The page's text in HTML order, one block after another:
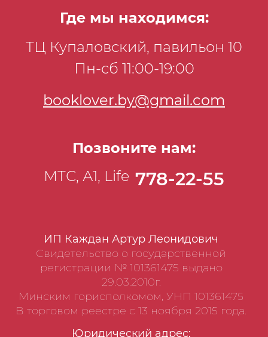
успешное овладение языком, а также для
неязыковых учебных заведений,
изучающих корейский язык.
ИП Каждан Артур Леонидович
Свидетельство о государственной
регистрации № 101361475 выдано
29.03.2010г.
Минским горисполкомом, УНП 101361475
В торговом реестре с 13 ноября 2015 года.
Юридический адрес:
Где мы находимся:
ТЦ Купаловский, павильон 10
Пн-сб 11:00-19:00
booklover.by@gmail.com
Позвоните нам:
МТС, А1, Life 778-22-55